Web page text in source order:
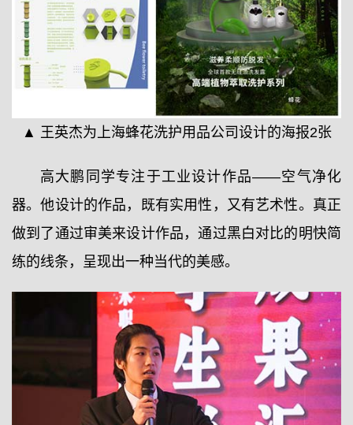
▲ 王英杰为上海蜂花洗护用品公司设计的海报2张
高大鹏同学专注于工业设计作品——空气净化
器。他设计的作品，既有实用性，又有艺术性。真正
做到了通过审美来设计作品，通过黑白对比的明快简
练的线条，呈现出一种当代的美感。